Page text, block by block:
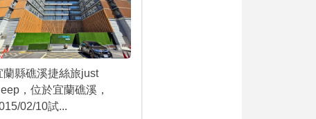
蘭縣礁溪捷絲旅just
，位於宜蘭礁溪，
02/10試...